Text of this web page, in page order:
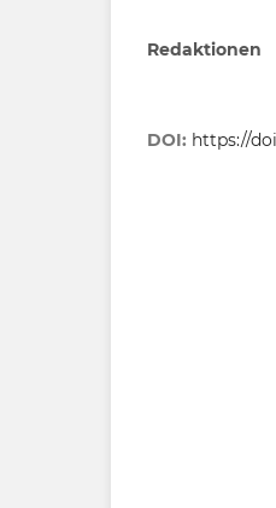
Redaktionen
DOI: https://